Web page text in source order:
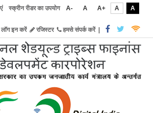
स्क्रीन रीडर का उपयोग A- A A+ A
A
लॉग इन करें
रजिस्टर हमसे संपर्क करें|